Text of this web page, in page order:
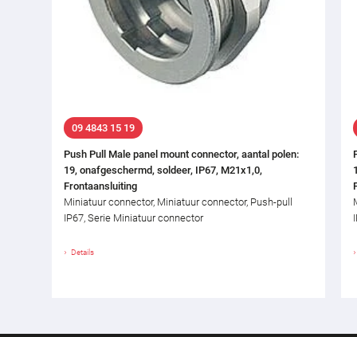
09 4843 15 19
Push Pull Male panel mount connector, aantal polen:
19, onafgeschermd, soldeer, IP67, M21x1,0,
Frontaansluiting
Miniatuur connector, Miniatuur connector, Push-pull
IP67, Serie Miniatuur connector
Details